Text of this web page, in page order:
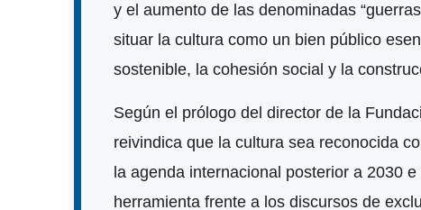
y el aumento de las denominadas
situar la cultura como un bien público
sostenible, la cohesión social y la
Según el prólogo del director de la
reivindica que la cultura sea reconocida
la agenda internacional posterior a 2030
herramienta frente a los discursos de